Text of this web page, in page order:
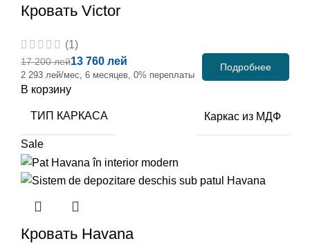
Кровать Victor
(1)
17 200 лей13 760 лей
2 293 лей/мес, 6 месяцев, 0% переплаты
Подробнее
В корзину
ТИП КАРКАСА Каркас из МДФ
Sale
Кровать Havana